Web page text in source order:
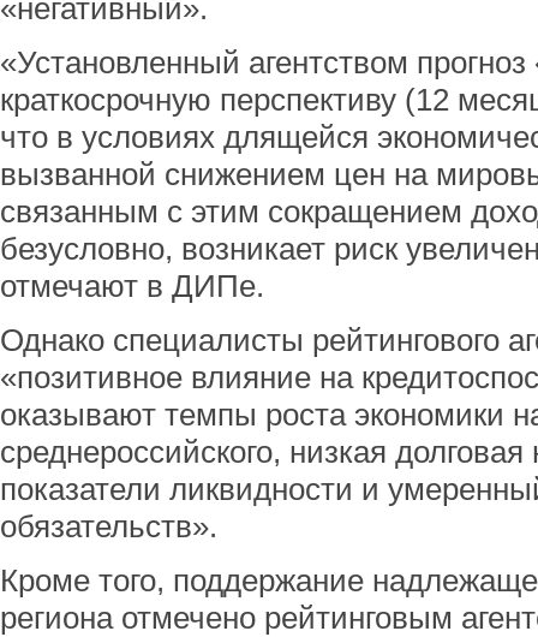
«негативный».
«Установленный агентством
краткосрочную перспективу (12
что в условиях длящейся
вызванной снижением цен на
связанным с этим сокращением
безусловно, возникает риск
отмечают в ДИПе.
Однако специалисты рейтингового
«позитивное влияние на
оказывают темпы роста экономики
среднероссийского, низкая долговая
показатели ликвидности и
обязательств».
Кроме того, поддержание
региона отмечено рейтинговым